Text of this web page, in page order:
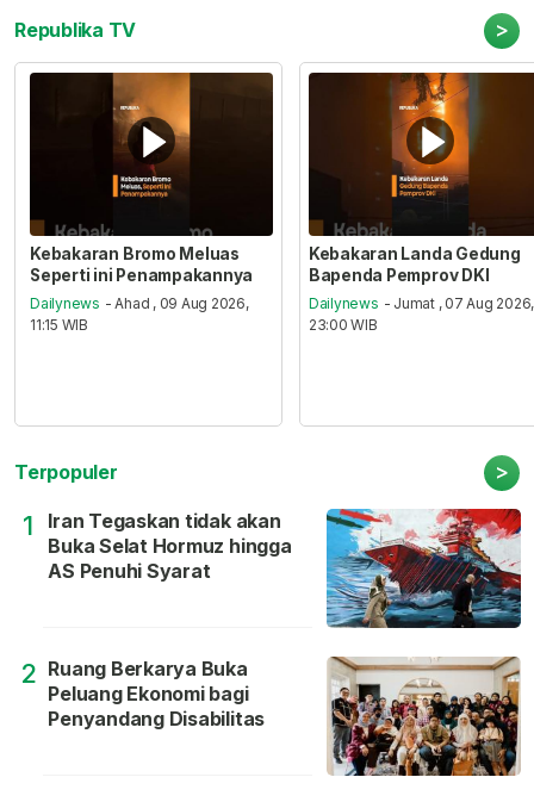
Republika TV >
Kebakaran Bromo Meluas
Seperti ini Penampakannya
Dailynews - Ahad , 09 Aug 2026,
11:15 WIB
Kebakaran Landa Gedung
Bapenda Pemprov DKI
Dailynews - Jumat , 07 Aug 2026,
23:00 WIB
Terpopuler >
1
Iran Tegaskan tidak akan
Buka Selat Hormuz hingga
AS Penuhi Syarat
2 Ruang Berkarya Buka
Peluang Ekonomi bagi
Penyandang Disabilitas